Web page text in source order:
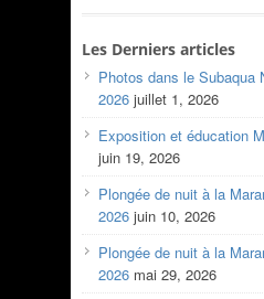
Les Derniers articles
Photos dans le Subaqua
2026 juillet 1, 2026
Exposition et éducation
juin 19, 2026
Plongée de nuit à la
2026 juin 10, 2026
Plongée de nuit à la
2026 mai 29, 2026